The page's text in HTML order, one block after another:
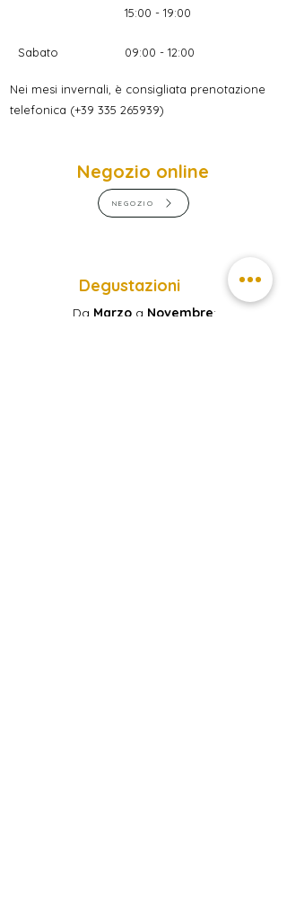
15:00 - 19:00
Sabato 09:00 - 12:00
Nei mesi invernali, è consigliata prenotazione
telefonica (+39 335 265939)
NEGOZIO
Negozio online
Degustazioni
Da Marzo a Novembre: